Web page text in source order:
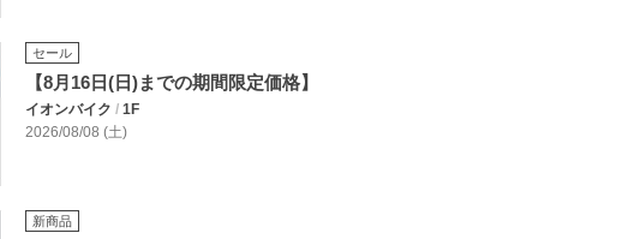
セール
【8月16日(日)までの期間限定価格】
イオンバイク / 1F
2026/08/08 (土)
新商品